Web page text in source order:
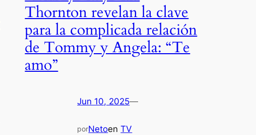
Thornton revelan la clave
para la complicada relación
de Tommy y Angela: “Te
amo”
Jun 10, 2025—
porNetoenTV